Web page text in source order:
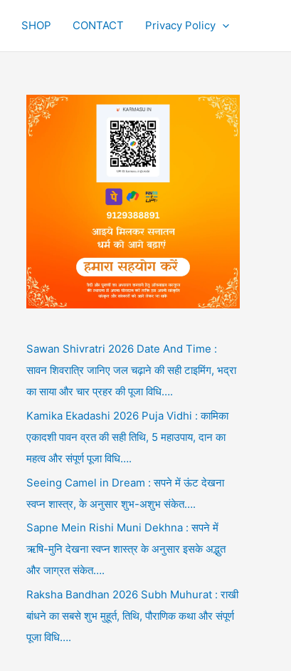
SHOP CONTACT Privacy Policy
Sawan Shivratri 2026 Date And Time :
सावन शिवरात्रि जानिए जल चढ़ाने की सही टाइमिंग, भद्रा
का साया और चार प्रहर की पूजा विधि….
Kamika Ekadashi 2026 Puja Vidhi : कामिका
एकादशी पावन व्रत की सही तिथि, 5 महाउपाय, दान का
महत्व और संपूर्ण पूजा विधि….
Seeing Camel in Dream : सपने में ऊंट देखना
स्वप्न शास्त्र, के अनुसार शुभ-अशुभ संकेत….
Sapne Mein Rishi Muni Dekhna : सपने में
ऋषि-मुनि देखना स्वप्न शास्त्र के अनुसार इसके अद्भुत
और जाग्रत संकेत….
Raksha Bandhan 2026 Subh Muhurat : राखी
बांधने का सबसे शुभ मुहूर्त, तिथि, पौराणिक कथा और संपूर्ण
पूजा विधि….